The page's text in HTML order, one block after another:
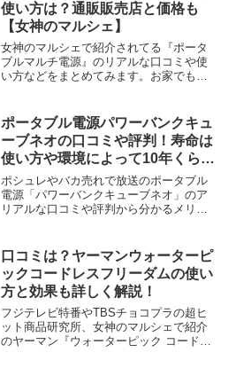
使い方は？通販販売店と価格も
【女神のマルシェ】
女神のマルシェで紹介されてる『ポータ
ブルマルチ電源』のリアルな口コミや使
い方などをまとめてみます。お家でもア
よね。しかも最近は自然災害も増えてい
るので、いざというときの...
ポータブル電源パワーバンクキュ
ーブネオの口コミや評判！寿命は
使い方や環境によって10年くらい
かも！
ポシュレやバカ売れで放送のポータブル
電源「パワーバンクキューブネオ」のア
リアルな口コミや評判から分かるメリッ
報満載！
口コミは？ヤーマンウォーターピ
ックコードレスフリーダムの使い
方と効果も詳しく解説！
フジテレビ特番やTBSチョコプラの超ヒ
ット商品研究所、女神のマルシェで紹介
のヤーマン『ウォーターピック コードレ